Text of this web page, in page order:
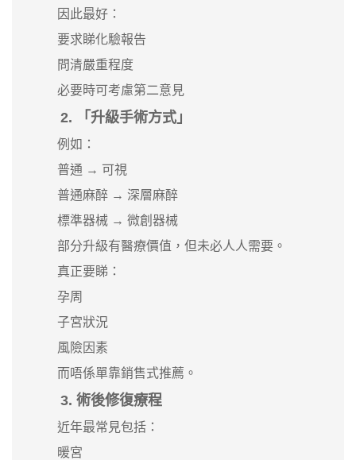
因此最好：
要求睇化驗報告
問清嚴重程度
必要時可考慮第二意見
2. 「升級手術方式」
例如：
普通 → 可視
普通麻醉 → 深層麻醉
標準器械 → 微創器械
部分升級有醫療價值，但未必人人需要。
真正要睇：
孕周
子宮狀況
風險因素
而唔係單靠銷售式推薦。
3. 術後修復療程
近年最常見包括：
暖宮